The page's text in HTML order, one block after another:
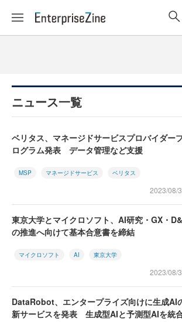
ニュース一覧
ベリタス、マネージドサービスプロバイダー
ログラム発表 データ管理など支援
MSP マネージドサービス ベリタス
2023/08/
東京大学とマイクロソフト、AI研究・GX・
の推進へ向けて基本合意書を締結
マイクロソフト AI 東京大学
2023/08/
DataRobot、エンタープライズ向けに生成AI
新サービスを発表 生成型AIと予測型AIを統